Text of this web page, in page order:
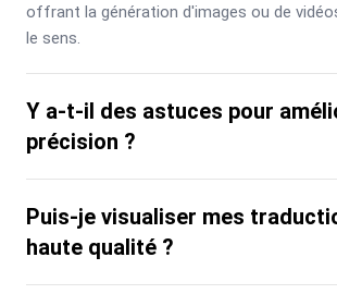
offrant la génération d'images ou de
le sens.
Y a-t-il des astuces pour
précision ?
Puis-je visualiser mes
haute qualité ?